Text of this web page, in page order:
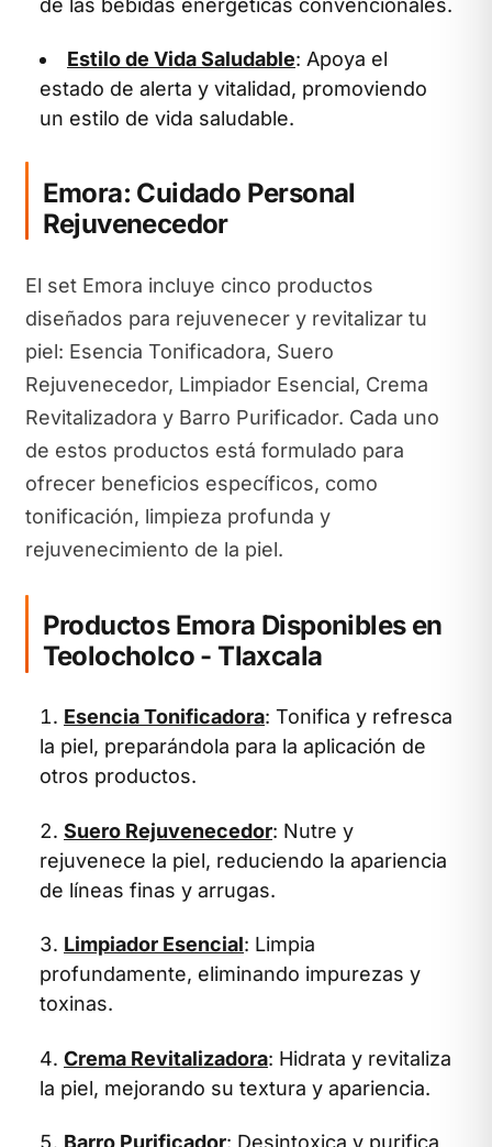
Estilo de Vida Saludable: Apoya el
estado de alerta y vitalidad, promoviendo
un estilo de vida saludable.
Emora: Cuidado Personal
Rejuvenecedor
El set Emora incluye cinco productos
diseñados para rejuvenecer y revitalizar tu
piel: Esencia Tonificadora, Suero
Rejuvenecedor, Limpiador Esencial, Crema
Revitalizadora y Barro Purificador. Cada uno
de estos productos está formulado para
ofrecer beneficios específicos, como
tonificación, limpieza profunda y
rejuvenecimiento de la piel.
Productos Emora Disponibles en
Teolocholco - Tlaxcala
Esencia Tonificadora: Tonifica y refresca
la piel, preparándola para la aplicación de
otros productos.
Suero Rejuvenecedor: Nutre y
rejuvenece la piel, reduciendo la apariencia
de líneas finas y arrugas.
Limpiador Esencial: Limpia
profundamente, eliminando impurezas y
toxinas.
Crema Revitalizadora: Hidrata y revitaliza
la piel, mejorando su textura y apariencia.
Barro Purificador: Desintoxica y purifica